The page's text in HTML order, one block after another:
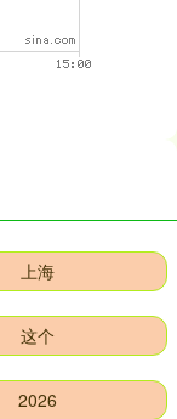
上海
这个
2026